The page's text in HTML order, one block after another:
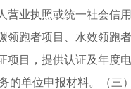
营业执照或统一社会信
领跑者项目、水效领跑
项目，提供认证及年度
的单位申报材料。（